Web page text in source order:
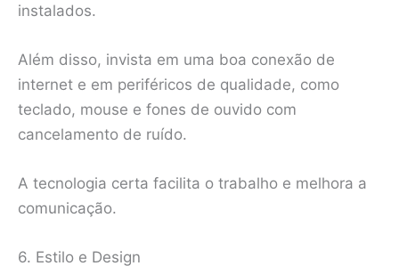
instalados.
Além disso, invista em uma boa conexão de
internet e em periféricos de qualidade, como
teclado, mouse e fones de ouvido com
cancelamento de ruído.
A tecnologia certa facilita o trabalho e melhora a
comunicação.
6. Estilo e Design